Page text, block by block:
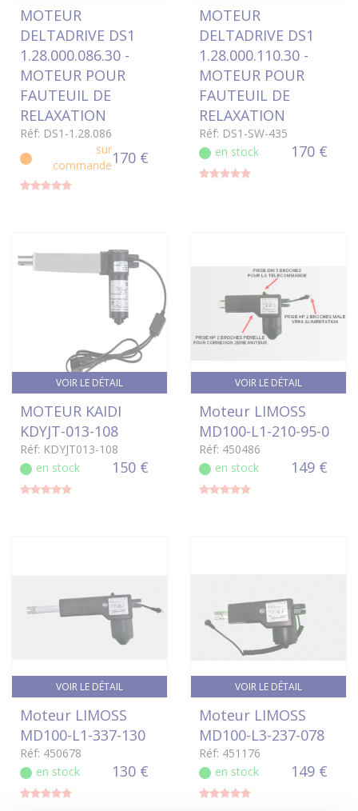
MOTEUR
DELTADRIVE DS1
1.28.000.086.30 -
MOTEUR POUR
FAUTEUIL DE
RELAXATION
Réf: DS1-1.28.086
sur
commande170 €
MOTEUR
DELTADRIVE DS1
1.28.000.110.30 -
MOTEUR POUR
FAUTEUIL DE
RELAXATION
Réf: DS1-SW-435
en stock
170 €
VOIR LE DÉTAIL
MOTEUR KAIDI
KDYJT-013-108
Réf: KDYJT013-108
en stock
150 €
VOIR LE DÉTAIL
Moteur LIMOSS
MD100-L1-210-95-0
Réf: 450486
en stock
149 €
VOIR LE DÉTAIL
Moteur LIMOSS
MD100-L1-337-130
Réf: 450678
en stock
130 €
VOIR LE DÉTAIL
Moteur LIMOSS
MD100-L3-237-078
Réf: 451176
en stock
149 €